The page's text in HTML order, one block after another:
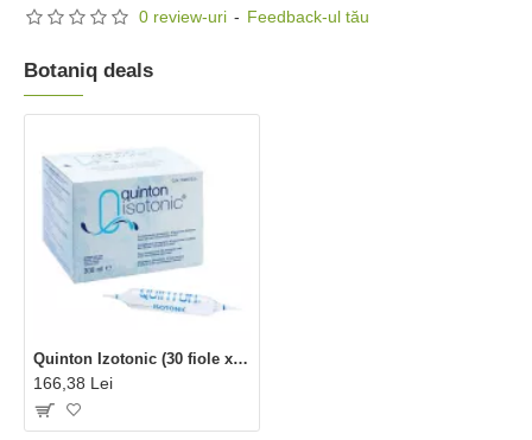
0 review-uri - Feedback-ul tău
Botaniq deals
Quinton Izotonic (30 fiole x 10 ml), Laboratoires Quinton
166,38 Lei